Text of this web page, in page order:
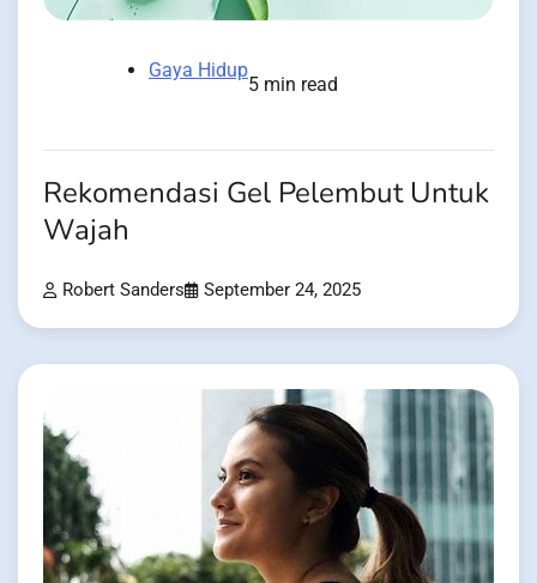
Gaya Hidup
5 min read
Rekomendasi Gel Pelembut Untuk
Wajah
Robert Sanders September 24, 2025